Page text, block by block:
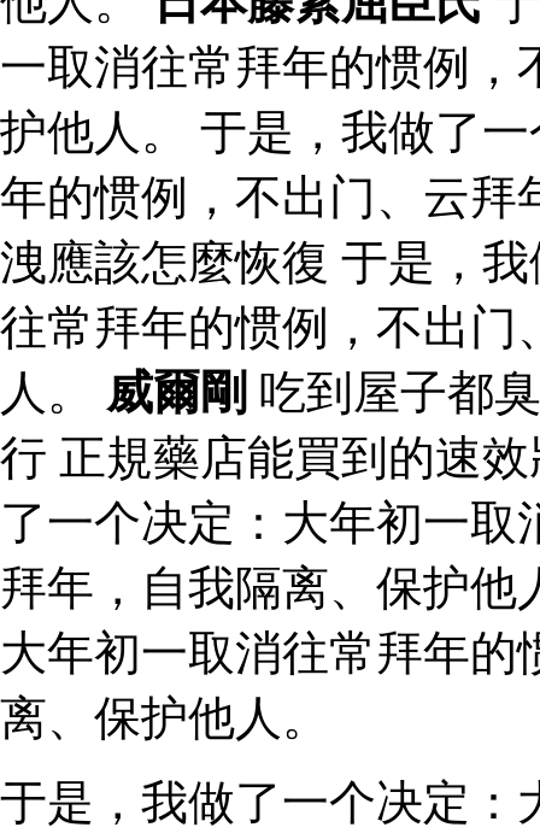
一取消往常拜年的惯例，
护他人。 于是，我做了
年的惯例，不出门、云拜
洩應該怎麼恢復 于是，
往常拜年的惯例，不出门
人。 威爾剛 吃到屋子都
行 正規藥店能買到的速
了一个决定：大年初一
拜年，自我隔离、保护
大年初一取消往常拜年
离、保护他人。
于是，我做了一个决定：